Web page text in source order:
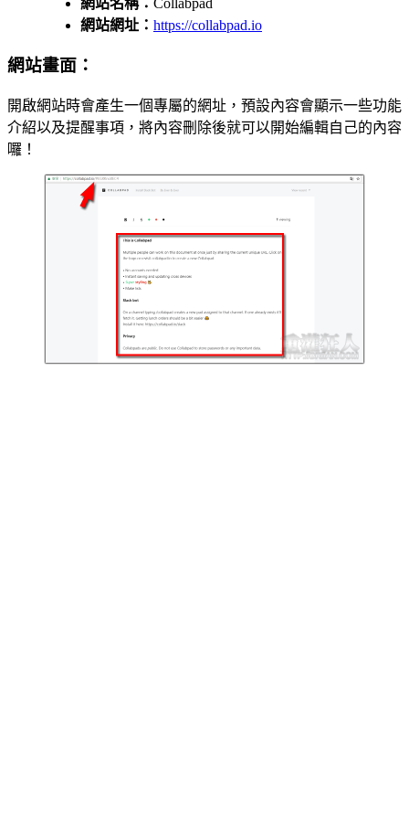
網站網址： https://collabpad.io
網站畫面：
開啟網站時會產生一個專屬的網址，預設內容會顯示一些功能
介紹以及提醒事項，將內容刪除後就可以開始編輯自己的內容
囉！